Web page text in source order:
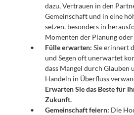
dazu, Vertrauen in den
Gemeinschaft und in eine
setzen, besonders in
Momenten der Planung oder
Fülle erwarten: Sie erinnert
und Segen oft unerwartet
dass Mangel durch Glauben
Erwarten Sie das Beste für
Zukunft.
Gemeinschaft feiern: Die